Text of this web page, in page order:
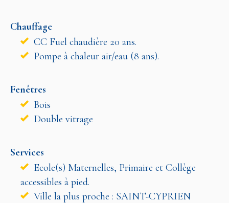
Chauffage
CC Fuel chaudière 20 ans.
Pompe à chaleur air/eau (8 ans).
Fenêtres
Bois
Double vitrage
Services
Ecole(s) Maternelles, Primaire et Collège
accessibles à pied.
Ville la plus proche : SAINT-CYPRIEN